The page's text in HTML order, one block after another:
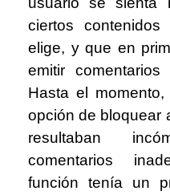
ciertos
elige, y que en
emitir
Hasta el
opción de bloquear
resultaban
comentarios
función tenía un